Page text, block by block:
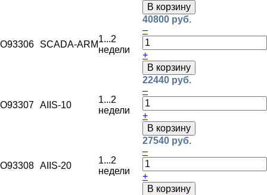
В корзину
O93306 SCADA-ARM
1...2
недели
40800 руб.
–
+
В корзину
O93307 AIIS-10
1...2
недели
22440 руб.
–
+
В корзину
O93308 AIIS-20
1...2
недели
27540 руб.
–
+
В корзину